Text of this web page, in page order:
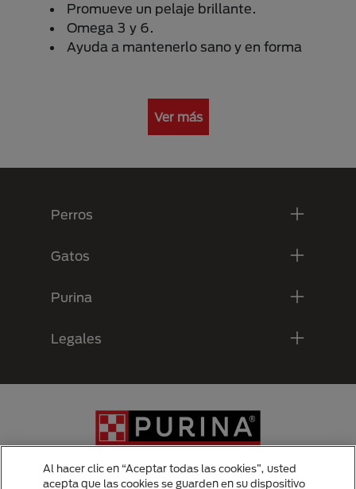
Promueve un pelaje brillante.
Omega 3 y 6.
Ayuda a mantenerlo sano y en forma
Ver más
Perros
Gatos
Purina
Legales
Al hacer clic en “Aceptar todas las cookies”, usted
acepta que las cookies se guarden en su dispositivo